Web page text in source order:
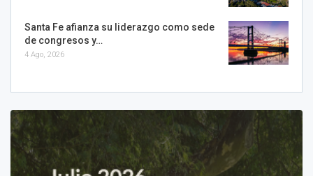
Santa Fe afianza su liderazgo como sede
de congresos y…
4 Ago, 2026